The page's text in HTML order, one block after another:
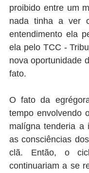
proibido entre um
nada tinha a ver
entendimento ela
ela pelo TCC -
nova oportunidade
fato.
O fato da
tempo envolvendo
malígna tenderia a
as consciências
clã. Então, o
continuariam a se